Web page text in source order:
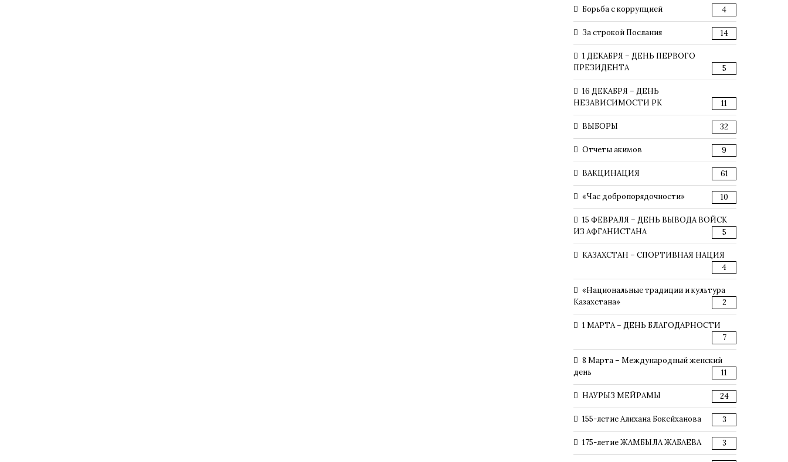
Борьба с коррупцией 4
За строкой Послания 14
1 ДЕКАБРЯ – ДЕНЬ ПЕРВОГО
ПРЕЗИДЕНТА
5
16 ДЕКАБРЯ – ДЕНЬ
НЕЗАВИСИМОСТИ РК
11
ВЫБОРЫ 32
Отчеты акимов 9
ВАКЦИНАЦИЯ 61
«Час добропорядочности» 10
15 ФЕВРАЛЯ – ДЕНЬ ВЫВОДА ВОЙСК
ИЗ АФГАНИСТАНА
5
КАЗАХСТАН – СПОРТИВНАЯ НАЦИЯ
4
«Национальные традиции и культура
Казахстана»
2
1 МАРТА – ДЕНЬ БЛАГОДАРНОСТИ
7
8 Марта – Международный женский
день
11
НАУРЫЗ МЕЙРАМЫ 24
155-летие Алихана Бокейханова 3
175-летие ЖАМБЫЛА ЖАБАЕВА 3